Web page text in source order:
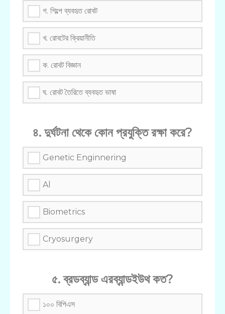
গ. শিল্পে ব্যবহৃত রোবট
খ. রোবটের ক্রিয়ানীতি
ক. রোবট বিজ্ঞান
ঘ. রোবট তৈরিতে ব্যবহৃত ভাষা
৪. দুর্ঘটনা থেকে কোন প্রযুক্তি রক্ষা করে?
Genetic Enginnering
Al
Biometrics
Cryosurgery
৫. ব্রডব্যান্ড এরব্যান্ডইউথ কত?
১০০ বিপিএস